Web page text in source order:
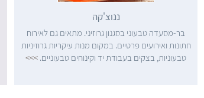
ננוצ'קה
בר-מסעדה טבעוני בסגנון גרוזיני. מתאים גם לאירוח
חתונות ואירועים פרטיים. במקום מנות עיקריות גרוזיניות
טבעוניות, בצקים בעבודת יד וקינוחים טבעוניים. >>>